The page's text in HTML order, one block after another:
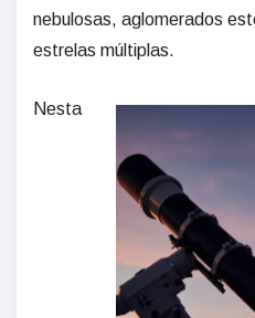
nebulosas, aglomerados
estrelas múltiplas.
Nesta